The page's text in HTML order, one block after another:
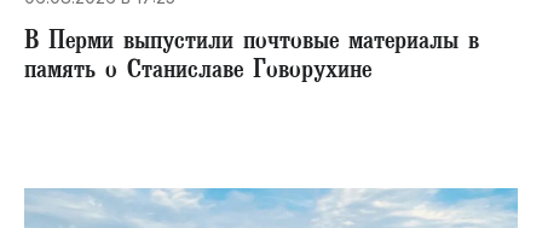
В Перми выпустили почтовые материалы в
память о Станиславе Говорухине